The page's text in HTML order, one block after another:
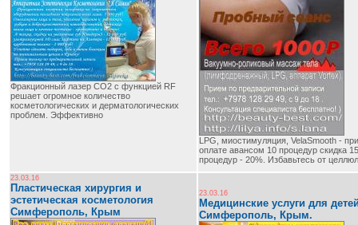
Фракционный лазер CO2 с функцией RF
решает огромное количество
косметологических и дерматологических
проблем. Эффективно
LPG, миостимуляция, VelaSmooth - при
оплате авансом 10 процедур скидка
процедур - 20%. Избавьтесь от
23.03.16
Пластическая хирургия и
эстетическая косметология
Симферополь, Крым
23.03.16
Медицинские услуги для
Симферополь, Крым.